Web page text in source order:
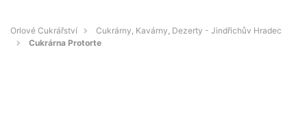
Orlové Cukrářství
Cukrárny, Kavárny, Dezerty - Jindřichův Hradec
Cukrárna Protorte